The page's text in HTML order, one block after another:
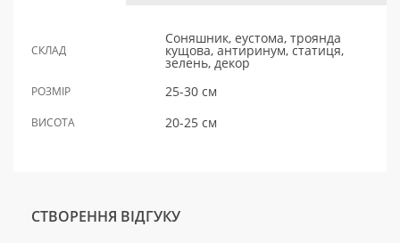
СКЛАД
Соняшник, еустома, троянда
кущова, антиринум, статиця,
зелень, декор
РОЗМІР 25-30 см
ВИСОТА 20-25 см
СТВОРЕННЯ ВІДГУКУ